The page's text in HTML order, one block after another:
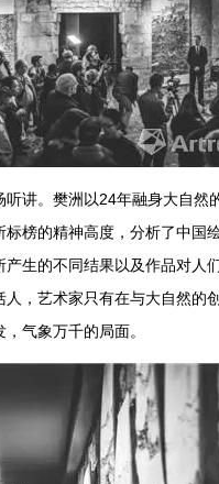
讲。樊洲以24年融身大自然
榜的精神高度，分析了中国
生的不同结果以及作品对人
，艺术家只有在与大自然的
气象万千的局面。